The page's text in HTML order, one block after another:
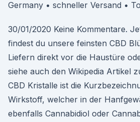
Germany • schneller Versand •
30/01/2020 Keine Kommentare.
findest du unsere feinsten CBD
Liefern direkt vor die Haustüre
siehe auch den Wikipedia Artikel
CBD Kristalle ist die
Wirkstoff, welcher in der
ebenfalls Cannabidiol oder